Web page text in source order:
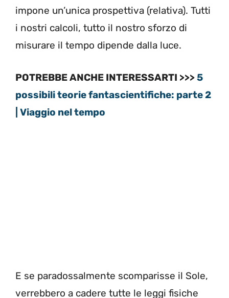
impone un’unica prospettiva (relativa). Tutti
i nostri calcoli, tutto il nostro sforzo di
misurare il tempo dipende dalla luce.
POTREBBE ANCHE INTERESSARTI >>>5
possibili teorie fantascientifiche: parte 2
| Viaggio nel tempo
E se paradossalmente scomparisse il Sole,
verrebbero a cadere tutte le leggi fisiche